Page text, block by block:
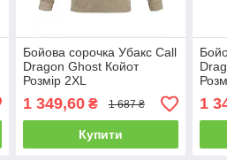
Бойова сорочка Убакс Call
Dragon Ghost Койот
Розмір 2XL
1 349,60₴ 1 687 ₴
Купити
1